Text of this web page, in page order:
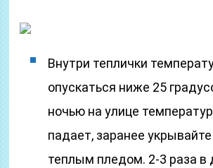
Внутри теплички
опускаться ниже 25
ночью на улице
падает, заранее
теплым пледом. 2-3 раза в